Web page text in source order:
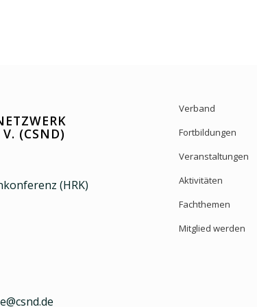
(CSND)
(HRK)
Verband
Fortbildungen
Veranstaltungen
Aktivitäten
Fachthemen
Mitglied werden